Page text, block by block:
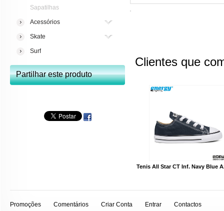
Clientes que
Tenis All Star CT Inf. Navy Blue
Sapatilhas
Acessórios
Skate
Surf
Partilhar este produto
Promoções Comentários Criar Conta Entrar Contactos